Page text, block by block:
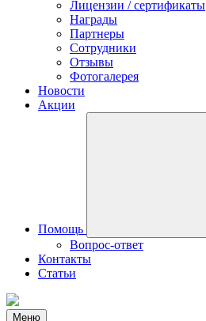
Лицензии / сертификаты
Награды
Партнеры
Сотрудники
Отзывы
Фотогалерея
Новости
Акции
Помощь
Вопрос-ответ
Контакты
Статьи
Меню